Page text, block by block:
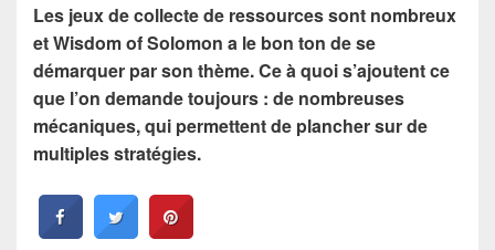
Les jeux de collecte de ressources sont nombreux
et Wisdom of Solomon a le bon ton de se
démarquer par son thème. Ce à quoi s’ajoutent ce
que l’on demande toujours : de nombreuses
mécaniques, qui permettent de plancher sur de
multiples stratégies.